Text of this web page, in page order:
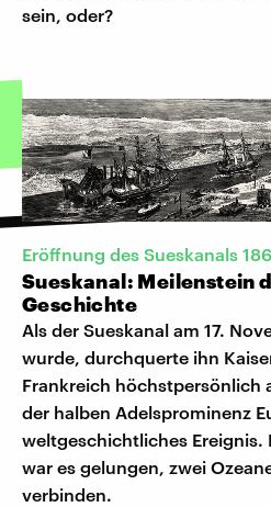
sein, oder?
Eröffnung des Sueskanals
Sueskanal: Meilenstein
Geschichte
Als der Sueskanal am 17.
wurde, durchquerte ihn
Frankreich höchstpersönlich
der halben Adelsprominenz
weltgeschichtliches Ereignis.
war es gelungen, zwei
verbinden.